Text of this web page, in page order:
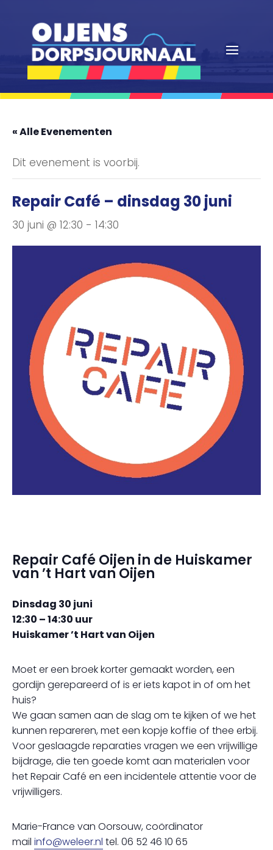
« Alle Evenementen
Dit evenement is voorbij.
Repair Café – dinsdag 30 juni
30 juni @ 12:30 - 14:30
Repair Café Oijen in de Huiskamer
van ’t Hart van Oijen
Dinsdag 30 juni
12:30 – 14:30 uur
Huiskamer ’t Hart van Oijen
Moet er een broek korter gemaakt worden, een
gordijn gerepareerd of is er iets kapot in of om het
huis?
We gaan samen aan de slag om te kijken of we het
kunnen repareren, met een kopje koffie of thee erbij.
Voor geslaagde reparaties vragen we een vrijwillige
bijdrage, die ten goede komt aan materialen voor
het Repair Café en een incidentele attentie voor de
vrijwilligers.
Marie-France van Oorsouw, coördinator
mail info@weleer.nl tel. 06 52 46 10 65